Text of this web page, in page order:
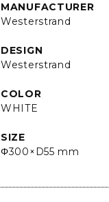
MANUFACTURER
Westerstrand
DESIGN
Westerstrand
COLOR
WHITE
SIZE
Φ300×D55 mm